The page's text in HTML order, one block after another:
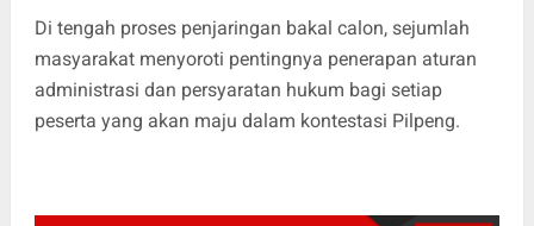
Di tengah proses penjaringan bakal calon, sejumlah
masyarakat menyoroti pentingnya penerapan aturan
administrasi dan persyaratan hukum bagi setiap
peserta yang akan maju dalam kontestasi Pilpeng.